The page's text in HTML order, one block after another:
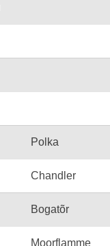
Polka
Chandler
Bogatõr
Moorflamme